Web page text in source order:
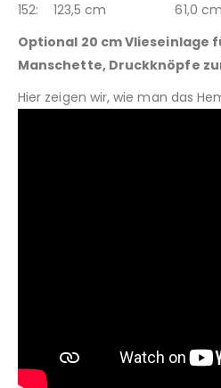
152: 123,5 cm 61,0
Optional 20 cm Vlieseinlage
Manschette, Druckknöpfe
Hier zeigen wir, wie man das